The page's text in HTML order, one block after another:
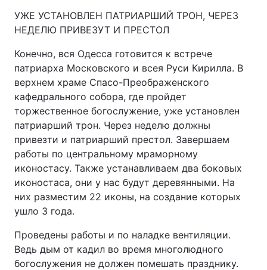
УЖЕ УСТАНОВЛЕН ПАТРИАРШИЙ ТРОН, ЧЕРЕЗ
НЕДЕЛЮ ПРИВЕЗУТ И ПРЕСТОЛ
Конечно, вся Одесса готовится к встрече
патриарха Московского и всея Руси Кирилла. В
верхнем храме Спасо-Преображенского
кафедрального собора, где пройдет
торжественное богослужение, уже установлен
патриарший трон. Через неделю должны
привезти и патриарший престол. Завершаем
работы по центральному мраморному
иконостасу. Также устанавливаем два боковых
иконостаса, они у нас будут деревянными. На
них разместим 22 иконы, на создание которых
ушло 3 года.
Проведены работы и по наладке вентиляции.
Ведь дым от кадил во время многолюдного
богослужения не должен помешать празднику.